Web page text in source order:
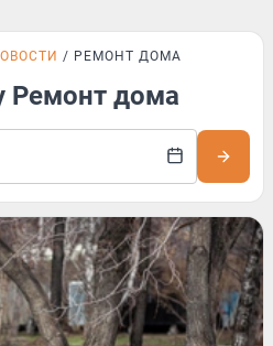
РЕМОНТ ДОМА
Ремонт дома